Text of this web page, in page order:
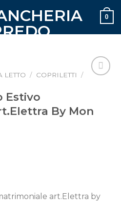
0
desideri
LETTO / COPRILETTI
/
Estivo
By Mon
art.Elettra by